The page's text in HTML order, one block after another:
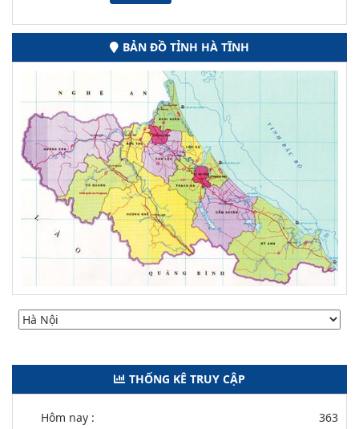
BẢN ĐỒ TỈNH HÀ TĨNH
THỐNG KÊ TRUY CẬP
Hôm nay : 363